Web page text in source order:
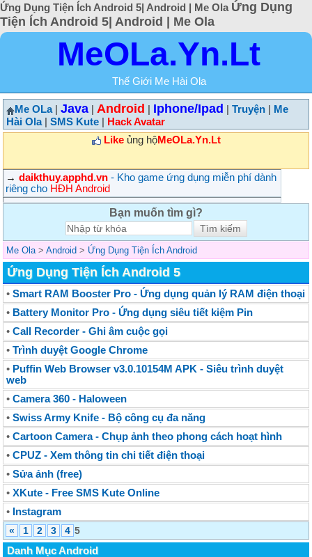
Ứng Dụng Tiện Ích Android 5| Android | Me Ola Ứng Dụng
Tiện Ích Android 5| Android | Me Ola
MeOLa.Yn.Lt
Thế Giới Me Hài Ola
Me OLa| Java Android Iphone/Ipad Truyện
Me
Hài Ola| SMS Kute
Hack Avatar
Likeủng hộMeOLa.Yn.Lt
→ daikthuy.apphd.vn - Kho game ứng dụng miễn phí dành
riêng cho HĐH Android
Bạn muốn tìm gì?
Me Ola > Android > Ứng Dụng Tiện Ích Android
Ứng Dụng Tiện Ích Android 5
• Smart RAM Booster Pro - Ứng dụng quản lý RAM điện thoại
• Battery Monitor Pro - Ứng dụng siêu tiết kiệm Pin
• Call Recorder - Ghi âm cuộc gọi
• Trình duyệt Google Chrome
• Puffin Web Browser v3.0.10154M APK - Siêu trình duyệt
web
• Camera 360 - Haloween
• Swiss Army Knife - Bộ công cụ đa năng
• Cartoon Camera - Chụp ảnh theo phong cách hoạt hình
• CPUZ - Xem thông tin chi tiết điện thoại
• Sửa ảnh (free)
• XKute - Free SMS Kute Online
• Instagram
«
1 2 3 4 5
Danh Mục Android